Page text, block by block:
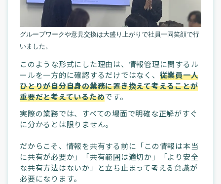
グループワークや意見交換は大盛り上がりで社員一同笑顔で行
いました。
このような形式にした理由は、情報管理に関するル
ールを一方的に確認するだけではなく、 従業員一人
ひとりが自分自身の業務に置き換えて考えることが
重要だと考えているためです。
実際の業務では、すべての場面で明確な正解がすぐ
に分かるとは限りません。
だからこそ、情報を共有する前に「この情報は本当
に共有が必要か」「共有範囲は適切か」「より安全
な共有方法はないか」と立ち止まって考える意識が
必要になります。